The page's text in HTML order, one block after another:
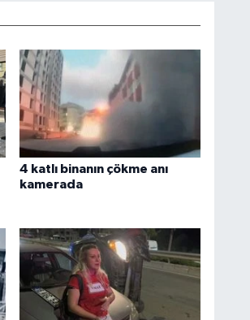
4 katlı binanın çökme anı
kamerada